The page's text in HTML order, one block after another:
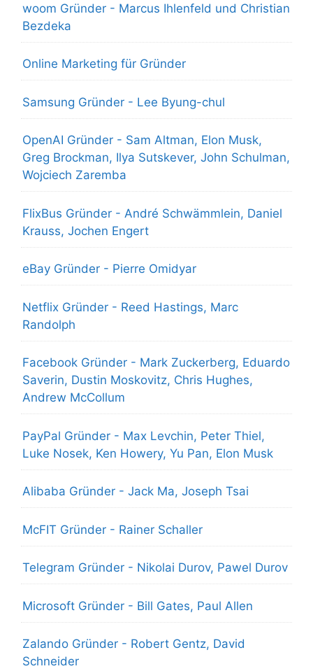
woom Gründer - Marcus Ihlenfeld und Christian
Bezdeka
Online Marketing für Gründer
Samsung Gründer - Lee Byung-chul
OpenAI Gründer - Sam Altman, Elon Musk,
Greg Brockman, Ilya Sutskever, John Schulman,
Wojciech Zaremba
FlixBus Gründer - André Schwämmlein, Daniel
Krauss, Jochen Engert
eBay Gründer - Pierre Omidyar
Netflix Gründer - Reed Hastings, Marc
Randolph
Facebook Gründer - Mark Zuckerberg, Eduardo
Saverin, Dustin Moskovitz, Chris Hughes,
Andrew McCollum
PayPal Gründer - Max Levchin, Peter Thiel,
Luke Nosek, Ken Howery, Yu Pan, Elon Musk
Alibaba Gründer - Jack Ma, Joseph Tsai
McFIT Gründer - Rainer Schaller
Telegram Gründer - Nikolai Durov, Pawel Durov
Microsoft Gründer - Bill Gates, Paul Allen
Zalando Gründer - Robert Gentz, David
Schneider